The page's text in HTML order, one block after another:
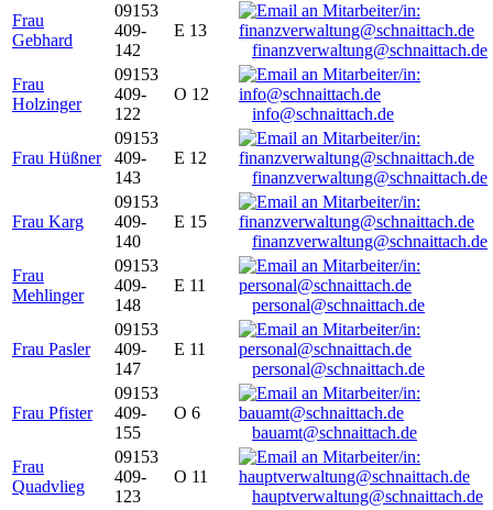
Frau
Gebhard
09153
409-
142
E 13
finanzverwaltung@schnaittach.de
Frau
Holzinger
09153
409-
122
O 12
info@schnaittach.de
Frau Hüßner
09153
409-
143
E 12
finanzverwaltung@schnaittach.de
Frau Karg
09153
409-
140
E 15
finanzverwaltung@schnaittach.de
Frau
Mehlinger
09153
409-
148
E 11
personal@schnaittach.de
Frau Pasler
09153
409-
147
E 11
personal@schnaittach.de
Frau Pfister
09153
409-
155
O 6
bauamt@schnaittach.de
Frau
Quadvlieg
09153
409-
123
O 11
hauptverwaltung@schnaittach.de